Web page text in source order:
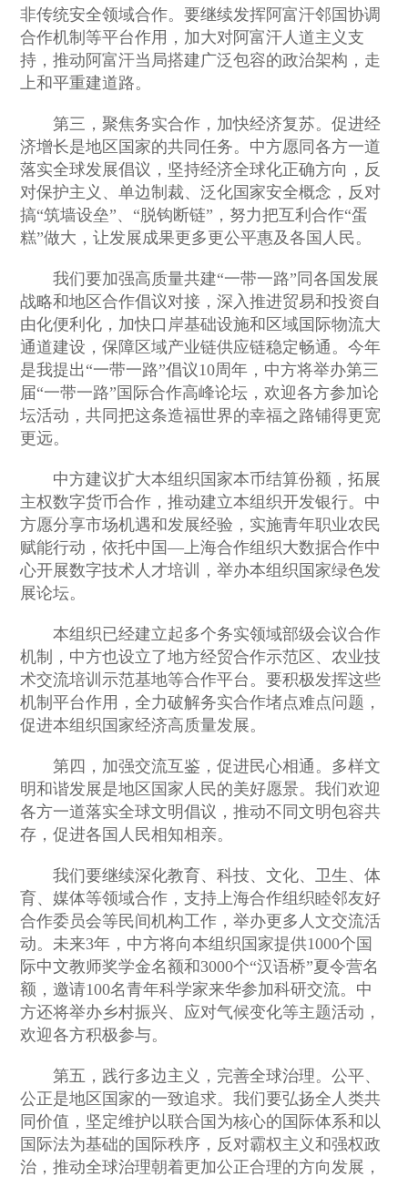
非传统安全领域合作。要继续发挥阿富汗邻国协调
合作机制等平台作用，加大对阿富汗人道主义支
持，推动阿富汗当局搭建广泛包容的政治架构，走
上和平重建道路。
第三，聚焦务实合作，加快经济复苏。促进经
济增长是地区国家的共同任务。中方愿同各方一道
落实全球发展倡议，坚持经济全球化正确方向，反
对保护主义、单边制裁、泛化国家安全概念，反对
搞“筑墙设垒”、“脱钩断链”，努力把互利合作“蛋
糕”做大，让发展成果更多更公平惠及各国人民。
我们要加强高质量共建“一带一路”同各国发展
战略和地区合作倡议对接，深入推进贸易和投资自
由化便利化，加快口岸基础设施和区域国际物流大
通道建设，保障区域产业链供应链稳定畅通。今年
是我提出“一带一路”倡议10周年，中方将举办第三
届“一带一路”国际合作高峰论坛，欢迎各方参加论
坛活动，共同把这条造福世界的幸福之路铺得更宽
更远。
中方建议扩大本组织国家本币结算份额，拓展
主权数字货币合作，推动建立本组织开发银行。中
方愿分享市场机遇和发展经验，实施青年职业农民
赋能行动，依托中国—上海合作组织大数据合作中
心开展数字技术人才培训，举办本组织国家绿色发
展论坛。
本组织已经建立起多个务实领域部级会议合作
机制，中方也设立了地方经贸合作示范区、农业技
术交流培训示范基地等合作平台。要积极发挥这些
机制平台作用，全力破解务实合作堵点难点问题，
促进本组织国家经济高质量发展。
第四，加强交流互鉴，促进民心相通。多样文
明和谐发展是地区国家人民的美好愿景。我们欢迎
各方一道落实全球文明倡议，推动不同文明包容共
存，促进各国人民相知相亲。
我们要继续深化教育、科技、文化、卫生、体
育、媒体等领域合作，支持上海合作组织睦邻友好
合作委员会等民间机构工作，举办更多人文交流活
动。未来3年，中方将向本组织国家提供1000个国
际中文教师奖学金名额和3000个“汉语桥”夏令营名
额，邀请100名青年科学家来华参加科研交流。中
方还将举办乡村振兴、应对气候变化等主题活动，
欢迎各方积极参与。
第五，践行多边主义，完善全球治理。公平、
公正是地区国家的一致追求。我们要弘扬全人类共
同价值，坚定维护以联合国为核心的国际体系和以
国际法为基础的国际秩序，反对霸权主义和强权政
治，推动全球治理朝着更加公正合理的方向发展，